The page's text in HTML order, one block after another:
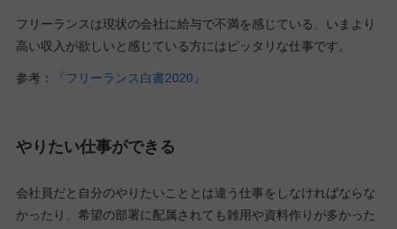
フリーランスは現状の会社に給与で不満を感じている、いまより
高い収入が欲しいと感じている方にはピッタリな仕事です。
参考： 『フリーランス白書2020』
やりたい仕事ができる
会社員だと自分のやりたいこととは違う仕事をしなければならな
かったり、希望の部署に配属されても雑用や資料作りが多かった